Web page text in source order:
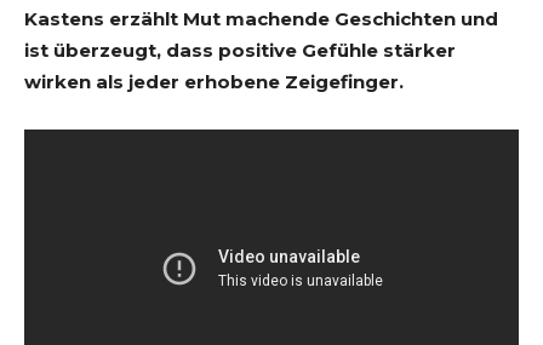
Kastens erzählt Mut machende Geschichten und
ist überzeugt, dass positive Gefühle stärker
wirken als jeder erhobene Zeigefinger.